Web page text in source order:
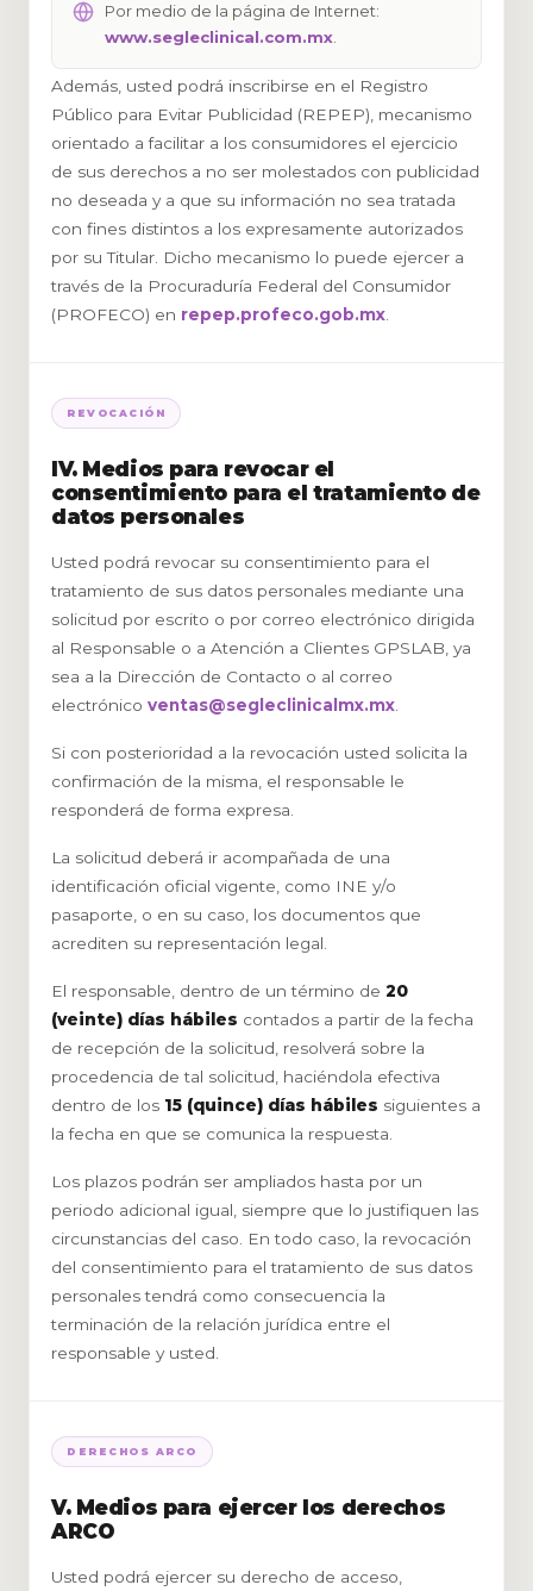
Por medio de la página de Internet:
www.segleclinical.com.mx
Además, usted podrá inscribirse en el Registro
Público para Evitar Publicidad (REPEP), mecanismo
orientado a facilitar a los consumidores el ejercicio
de sus derechos a no ser molestados con publicidad
no deseada y a que su información no sea tratada
con fines distintos a los expresamente autorizados
por su Titular. Dicho mecanismo lo puede ejercer a
través de la Procuraduría Federal del Consumidor
(PROFECO) en repep.profeco.gob.mx
REVOCACIÓN
IV. Medios para revocar el
consentimiento para el tratamiento de
datos personales
Usted podrá revocar su consentimiento para el
tratamiento de sus datos personales mediante una
solicitud por escrito o por correo electrónico dirigida
al Responsable o a Atención a Clientes GPSLAB, ya
sea a la Dirección de Contacto o al correo
electrónico ventas@segleclinicalmx.mx
Si con posterioridad a la revocación usted solicita la
confirmación de la misma, el responsable le
responderá de forma expresa.
La solicitud deberá ir acompañada de una
identificación oficial vigente, como INE y/o
pasaporte, o en su caso, los documentos que
acrediten su representación legal.
El responsable, dentro de un término de 20
(veinte) días hábiles contados a partir de la fecha
de recepción de la solicitud, resolverá sobre la
procedencia de tal solicitud, haciéndola efectiva
dentro de los 15 (quince) días hábiles siguientes a
la fecha en que se comunica la respuesta.
Los plazos podrán ser ampliados hasta por un
periodo adicional igual, siempre que lo justifiquen las
circunstancias del caso. En todo caso, la revocación
del consentimiento para el tratamiento de sus datos
personales tendrá como consecuencia la
terminación de la relación jurídica entre el
responsable y usted.
DERECHOS ARCO
V. Medios para ejercer los derechos
ARCO
Usted podrá ejercer su derecho de acceso,